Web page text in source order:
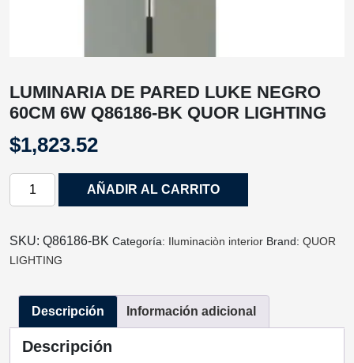
LUMINARIA DE PARED LUKE NEGRO
60CM 6W Q86186-BK QUOR LIGHTING
$1,823.52
LUMINARIA
LUKE
NEGRO
6W
Q86186-
BK
QUOR
AÑADIR AL CARRITO
SKU: Q86186-BK Categoría: Iluminaciòn interior Brand: QUOR
LIGHTING
Descripción Información adicional
Descripción